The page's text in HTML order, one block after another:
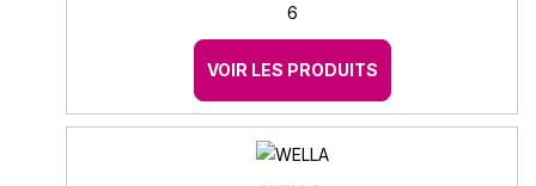
6
VOIR LES PRODUITS